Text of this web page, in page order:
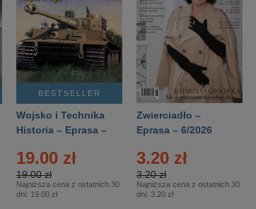
BESTSELLER
Wojsko i Technika
Historia – Eprasa –
19.00 zł
19.00 zł
Najniższa cena z ostatnich 30
dni: 19.00 zł
Zwierciadło –
Eprasa – 6/2026
3.20 zł
3.20 zł
Najniższa cena z ostatnich 30
dni: 3.20 zł